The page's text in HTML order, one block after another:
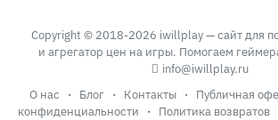
Copyright © 2018-2026 iwillplay — сайт для
и агрегатор цен на игры. Помогаем
info@iwillplay.ru
О нас · Блог · Контакты · Публичная
конфиденциальности · Политика возвратов